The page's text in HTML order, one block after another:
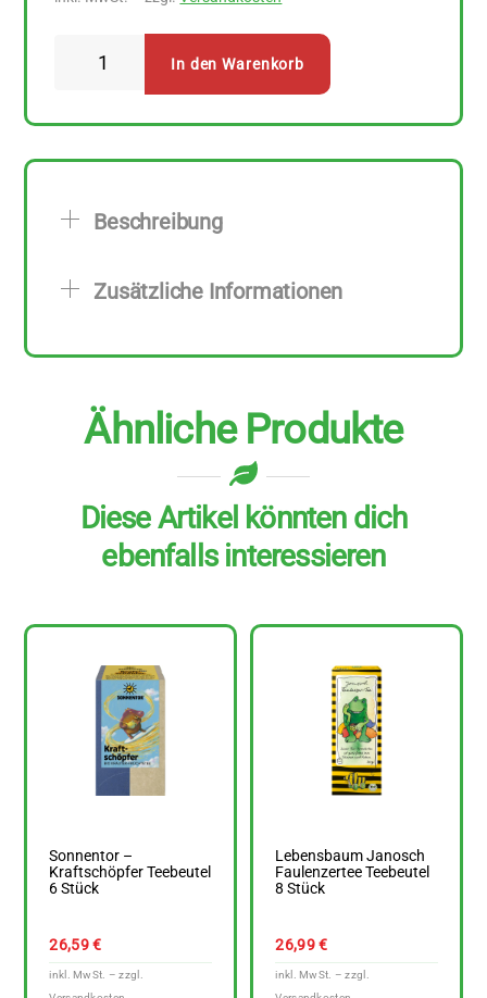
sein
Stück
In den Warenkorb
Beschreibung
Zusätzliche Informationen
Ähnliche Produkte
Diese Artikel könnten dich
ebenfalls interessieren
Sonnentor –
Kraftschöpfer Teebeutel
6 Stück
26,59€
Lebensbaum Janosch
Faulenzertee Teebeutel
8 Stück
26,99€